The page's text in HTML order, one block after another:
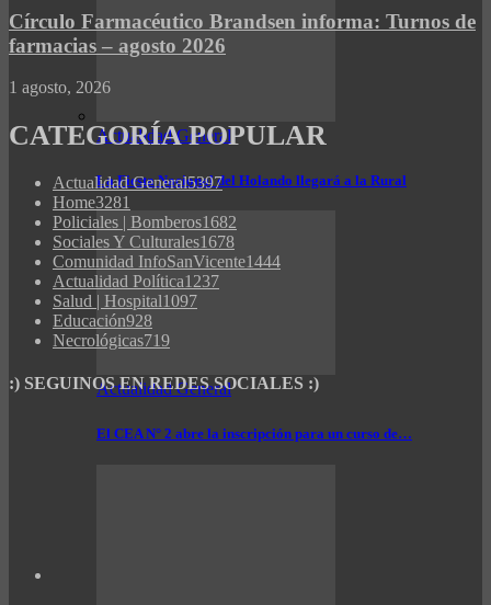
Actualidad General
La Fiesta Nacional del Holando llegará a la Rural
Actualidad General
El CEA N° 2 abre la inscripción para un curso de…
Círculo Farmacéutico Brandsen informa: Turnos de
farmacias – agosto 2026
1 agosto, 2026
CATEGORÍA POPULAR
Actualidad General5397
Home3281
Policiales | Bomberos1682
Sociales Y Culturales1678
Comunidad InfoSanVicente1444
Actualidad Política1237
Salud | Hospital1097
Educación928
Necrológicas719
:) SEGUINOS EN REDES SOCIALES :)